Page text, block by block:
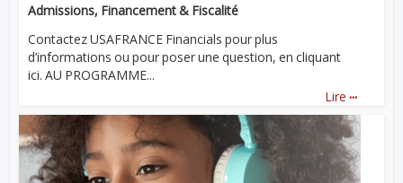
Admissions, Financement & Fiscalité
Contactez USAFRANCE Financials pour plus
d’informations ou pour poser une question, en cliquant
ici. AU PROGRAMME...
Lire ...